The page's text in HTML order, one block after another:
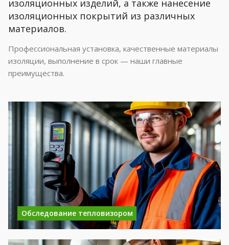
изоляционных изделий, а также нанесение
изоляционных покрытий из различных
материалов.
Профессиональная установка, качественные материалы
изоляции, выполнение в срок — наши главные
преимущества.
Обследование тепловизором